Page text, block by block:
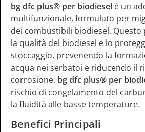
bg dfc plus® per biodiesel è un
multifunzionale, formulato per
dei combustibili biodiesel.
la qualità del biodiesel e lo
stoccaggio, prevenendo la
acqua nei serbatoi e riducendo il
corrosione. bg dfc plus® per
rischio di congelamento del
la fluidità alle basse temperature.
Benefici Principali